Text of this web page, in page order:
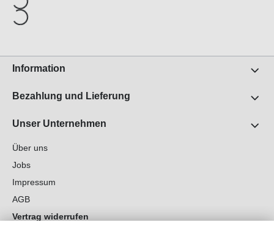
Information
Bezahlung und Lieferung
Unser Unternehmen
Über uns
Jobs
Impressum
AGB
Vertrag widerrufen